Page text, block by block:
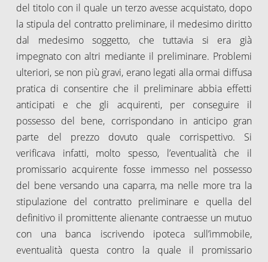
del titolo con il quale un terzo avesse acquistato, dopo
la stipula del contratto preliminare, il medesimo diritto
dal medesimo soggetto, che tuttavia si era già
impegnato con altri mediante il preliminare. Problemi
ulteriori, se non più gravi, erano legati alla ormai diffusa
pratica di consentire che il preliminare abbia effetti
anticipati e che gli acquirenti, per conseguire il
possesso del bene, corrispondano in anticipo gran
parte del prezzo dovuto quale corrispettivo. Si
verificava infatti, molto spesso, l’eventualità che il
promissario acquirente fosse immesso nel possesso
del bene versando una caparra, ma nelle more tra la
stipulazione del contratto preliminare e quella del
definitivo il promittente alienante contraesse un mutuo
con una banca iscrivendo ipoteca sull’immobile,
eventualità questa contro la quale il promissario